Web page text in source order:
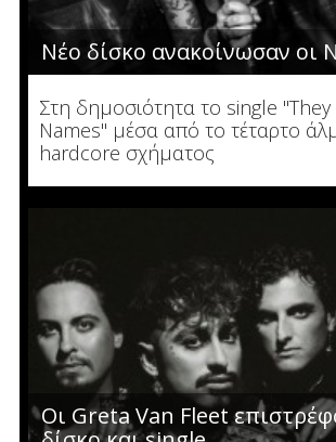
Νέο δίσκο ανακοίνωσαν οι
Στη δημοσιότητα το single "They
Names" μέσα από το τέταρτο
hardcore σχήματος
Οι Greta Van Fleet